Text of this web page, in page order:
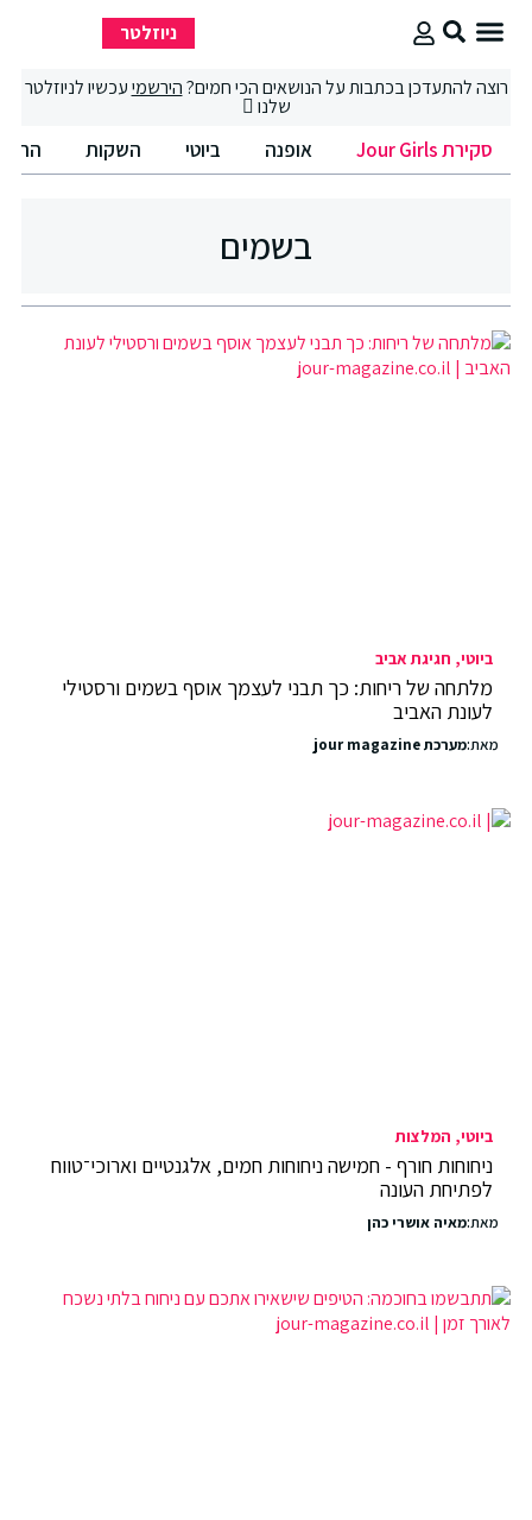
ניוזלטר
רוצה להתעדכן בכתבות על הנושאים הכי חמים?הירשמיעכשיו לניוזלטר
שלנו
סקירת Jour Girls אופנה ביוטי השקות
בשמים
ביוטי חגיגת אביב
מלתחה של ריחות: כך תבני לעצמך אוסף בשמים ורסטילי
לעונת האביב
מאת:מערכת jour magazine
ביוטי המלצות
ניחוחות חורף - חמישה ניחוחות חמים, אלגנטיים וארוכי־טווח
לפתיחת העונה
מאת:מאיה אושרי כהן